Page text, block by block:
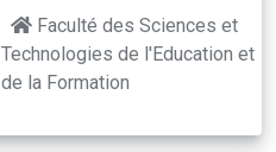
Faculté des Sciences et
Technologies de l'Education et
de la Formation